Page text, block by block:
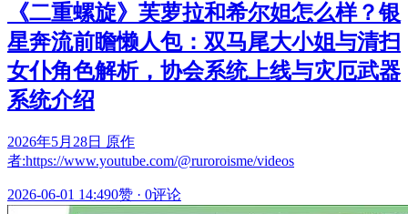
《二重螺旋》芙萝拉和希尔妲怎么样？银
星奔流前瞻懒人包：双马尾大小姐与清扫
女仆角色解析，协会系统上线与灾厄武器
系统介绍
2026年5月28日 原作
者:https://www.youtube.com/@ruroroisme/videos
2026-06-01 14:490赞 · 0评论